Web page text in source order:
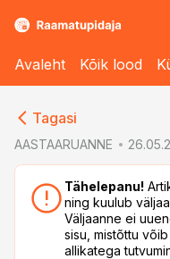
Avaleht Kõik lood
Tagasi
AASTAARUANNE
Tähelepanu!
ning kuulub
Väljaanne ei
sisu, mistõttu
allikatega